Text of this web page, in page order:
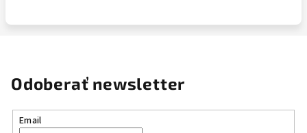
Odoberať newsletter
Email